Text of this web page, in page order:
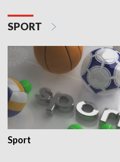
SPORT
Sport